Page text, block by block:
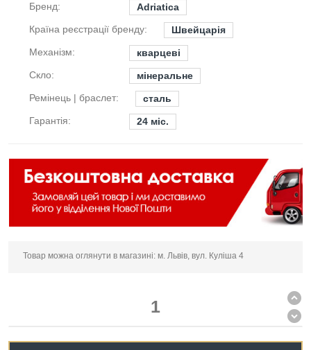
Бренд:
Adriatica
Країна реєстрації бренду:
Швейцарія
Механізм:
кварцеві
Скло:
мінеральне
Ремінець | браслет:
сталь
Гарантія:
24 міс.
Товар можна оглянути в магазині: м. Львів, вул. Куліша 4